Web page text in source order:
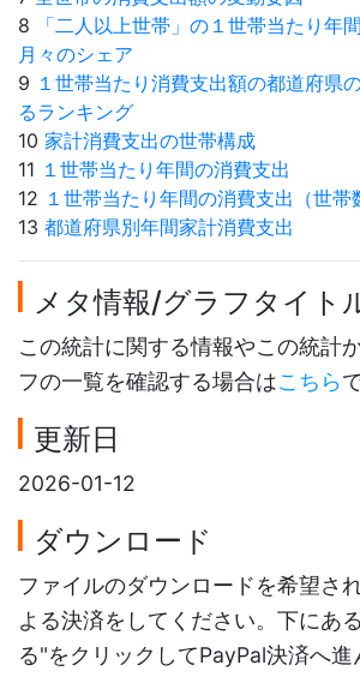
8
「二人以上世帯」の１世帯当たり年
月々のシェア
9 １世帯当たり消費支出額の都道府県
るランキング
10 家計消費支出の世帯構成
11 １世帯当たり年間の消費支出
12 １世帯当たり年間の消費支出（世帯
13 都道府県別年間家計消費支出
メタ情報/グラフタイト
この統計に関する情報やこの統計
フの一覧を確認する場合はこちら
更新日
2026-01-12
ダウンロード
ファイルのダウンロードを希望さ
よる決済をしてください。下にあ
る"をクリックしてPayPal決済へ進